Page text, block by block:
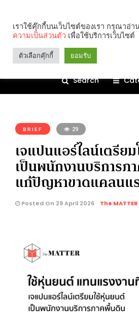
Search
BRIEF 29
เจแปนแอร์ไลน์เตรีย
เป็นพนักงานบริการภ
แก้ปัญหาขาดแคลนแ
Posted On 29 April 2026 The MATTER
เราใช้คุ๊กกี้บนเว็บไซต์ของเรา กรุณาอ่
ความเป็นส่วนตัว เพื่อใช้บริการเว็บไซต์
ตัวเลือกคุ๊กกี้ ยอมรับ